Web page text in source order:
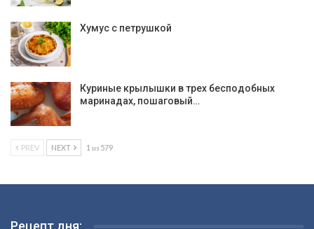
Хумус с петрушкой
Куриные крылышки в трех бесподобных
маринадах, пошаговый…
PREV NEXT 1 из 579